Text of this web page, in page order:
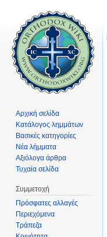
Αρχική σελίδα
Κατάλογος λημμάτων
Βασικές κατηγορίες
Νέα λήμματα
Αξιόλογα άρθρα
Τυχαία σελίδα
Συμμετοχή
Πρόσφατες αλλαγές
Περιεχόμενα
Τράπεζα